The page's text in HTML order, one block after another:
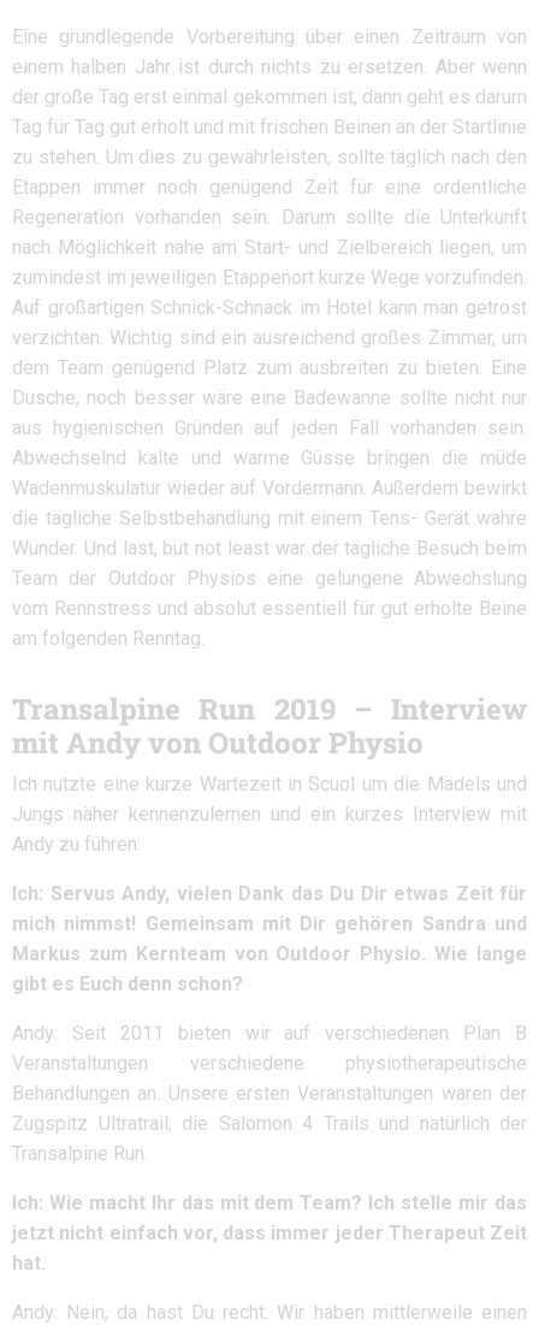
Eine grundlegende Vorbereitung über einen Zeitraum von
einem halben Jahr ist durch nichts zu ersetzen. Aber wenn
der große Tag erst einmal gekommen ist, dann geht es darum
Tag für Tag gut erholt und mit frischen Beinen an der Startlinie
zu stehen. Um dies zu gewährleisten, sollte täglich nach den
Etappen immer noch genügend Zeit für eine ordentliche
Regeneration vorhanden sein. Darum sollte die Unterkunft
nach Möglichkeit nahe am Start- und Zielbereich liegen, um
zumindest im jeweiligen Etappenort kurze Wege vorzufinden.
Auf großartigen Schnick-Schnack im Hotel kann man getrost
verzichten. Wichtig sind ein ausreichend großes Zimmer, um
dem Team genügend Platz zum ausbreiten zu bieten. Eine
Dusche, noch besser wäre eine Badewanne sollte nicht nur
aus hygienischen Gründen auf jeden Fall vorhanden sein.
Abwechselnd kalte und warme Güsse bringen die müde
Wadenmuskulatur wieder auf Vordermann. Außerdem bewirkt
die tägliche Selbstbehandlung mit einem Tens- Gerät wahre
Wunder. Und last, but not least war der tägliche Besuch beim
Team der Outdoor Physios eine gelungene Abwechslung
vom Rennstress und absolut essentiell für gut erholte Beine
am folgenden Renntag.
Transalpine Run 2019 – Interview
mit Andy von Outdoor Physio
Ich nutzte eine kurze Wartezeit in Scuol um die Mädels und
Jungs näher kennenzulernen und ein kurzes Interview mit
Andy zu führen:
Ich: Servus Andy, vielen Dank das Du Dir etwas Zeit für
mich nimmst! Gemeinsam mit Dir gehören Sandra und
Markus zum Kernteam von Outdoor Physio. Wie lange
gibt es Euch denn schon?
Andy: Seit 2011 bieten wir auf verschiedenen Plan B
Veranstaltungen verschiedene physiotherapeutische
Behandlungen an. Unsere ersten Veranstaltungen waren der
Zugspitz Ultratrail, die Salomon 4 Trails und natürlich der
Transalpine Run.
Ich: Wie macht Ihr das mit dem Team? Ich stelle mir das
jetzt nicht einfach vor, dass immer jeder Therapeut Zeit
hat.
Andy: Nein, da hast Du recht. Wir haben mittlerweile einen